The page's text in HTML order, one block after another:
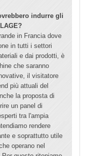
indurre gli
in Francia dove
in tutti i settori
e dai prodotti, è
che saranno
il visitatore
più attuali del
la proposta di
un panel di
tra l'ampia
rendere
e soprattutto utile
operano nel